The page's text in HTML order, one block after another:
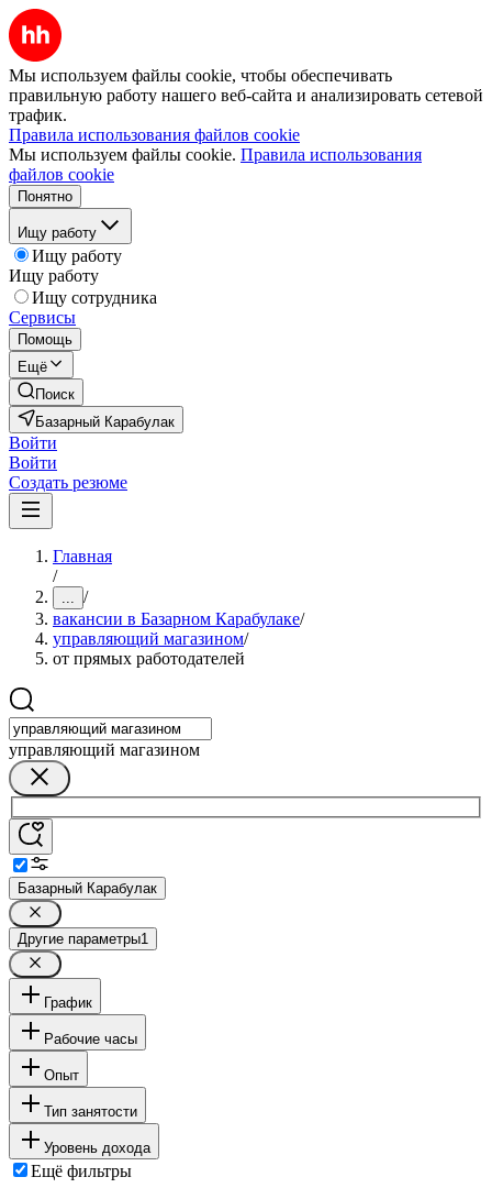
Мы используем файлы cookie, чтобы обеспечивать
правильную работу нашего веб-сайта и анализировать сетевой
трафик.
Правила использования файлов cookie
Мы используем файлы cookie. Правила использования
файлов cookie
Понятно
Ищу работу
Ищу работу
Ищу работу
Ищу сотрудника
Сервисы
Помощь
Ещё
Поиск
Базарный Карабулак
Войти
Войти
Создать резюме
Главная
/
... /
вакансии в Базарном Карабулаке/
управляющий магазином/
от прямых работодателей
управляющий магазином
Базарный Карабулак
Другие параметры1
График
Рабочие часы
Опыт
Тип занятости
Уровень дохода
Ещё фильтры